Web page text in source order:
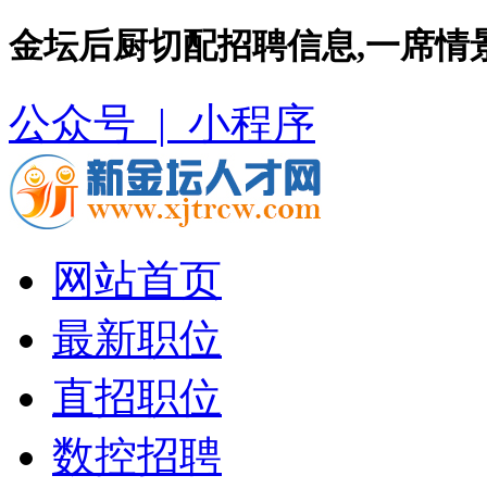
金坛后厨切配招聘信息,一席情
公众号 | 小程序
网站首页
最新职位
直招职位
数控招聘